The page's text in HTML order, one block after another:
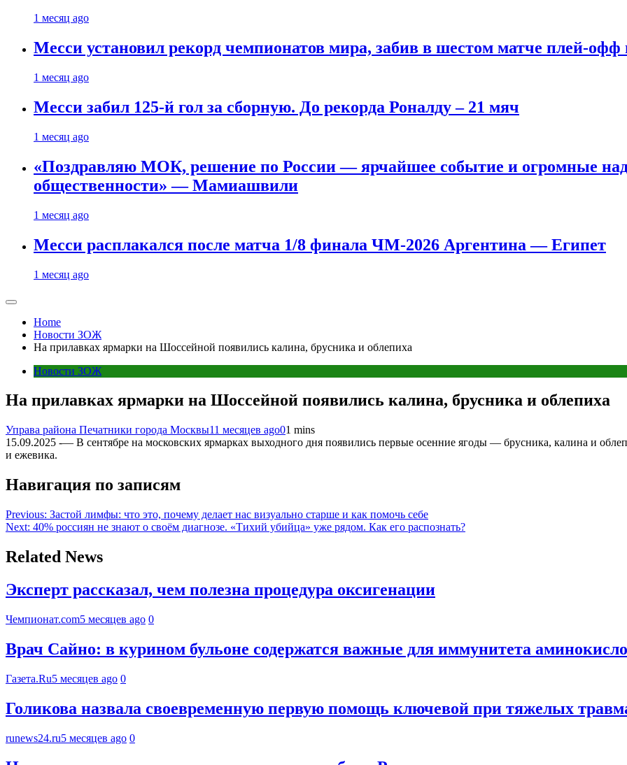
1 месяц ago
Месси установил рекорд чемпионатов мира, забив в шестом матче плей‑офф
1 месяц ago
Месси забил 125-й гол за сборную. До рекорда Роналду – 21 мяч
1 месяц ago
«Поздравляю МОК, решение по России — ярчайшее событие и огромные
общественности» — Мамиашвили
1 месяц ago
Месси расплакался после матча 1/8 финала ЧМ-2026 Аргентина — Египет
1 месяц ago
Home
Новости ЗОЖ
На прилавках ярмарки на Шоссейной появились калина, брусника и облепиха
Новости ЗОЖ
На прилавках ярмарки на Шоссейной появились калина, брусника и облепиха
Управа района Печатники города Москвы11 месяцев ago01 mins
15.09.2025 -— В сентябре на московских ярмарках выходного дня появились первые осенние ягоды — брусника, калина и
и ежевика.
Навигация по записям
Previous: Застой лимфы: что это, почему делает нас визуально старше и как помочь себе
Next: 40% россиян не знают о своём диагнозе. «Тихий убийца» уже рядом. Как его распознать?
Related News
Эксперт рассказал, чем полезна процедура оксигенации
Чемпионат.com5 месяцев ago 0
Врач Сайно: в курином бульоне содержатся важные для иммунитета
Газета.Ru5 месяцев ago 0
Голикова назвала своевременную первую помощь ключевой при тяжелых
runews24.ru5 месяцев ago 0